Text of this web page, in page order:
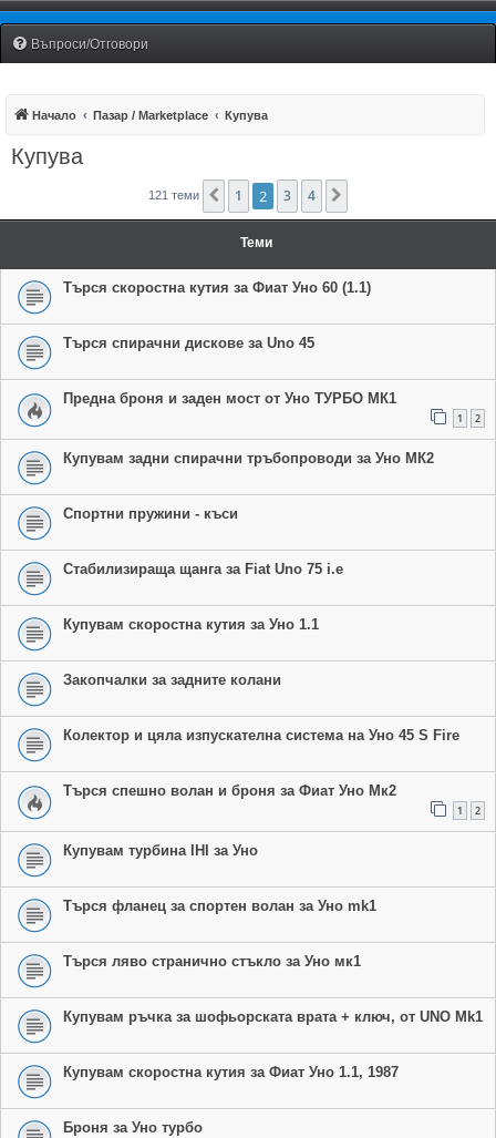
Fiat Uno Club Bulgaria
Въпроси/Отговори
Начало Пазар / Marketplace Купува
Купува
121 теми Предишна
1 2 3 4
Теми
Търся скоростна кутия за Фиат Уно 60 (1.1)
Търся спирачни дискове за Uno 45
Предна броня и заден мост от Уно ТУРБО МК1
1 2
Купувам задни спирачни тръбопроводи за Уно МК2
Спортни пружини - къси
Стабилизираща щанга за Fiat Uno 75 i.e
Купувам скоростна кутия за Уно 1.1
Закопчалки за задните колани
Колектор и цяла изпускателна система на Уно 45 S Fire
Търся спешно волан и броня за Фиат Уно Мк2
1 2
Купувам турбина IHI за Уно
Търся фланец за спортен волан за Уно mk1
Търся ляво странично стъкло за Уно мк1
Купувам ръчка за шофьорската врата + ключ, от UNO Mk1
Купувам скоростна кутия за Фиат Уно 1.1, 1987
Броня за Уно турбо